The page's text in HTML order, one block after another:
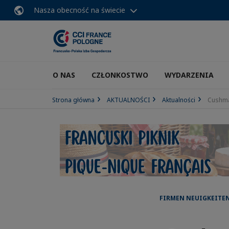
Nasza obecność na świecie
O NAS CZŁONKOSTWO WYDARZENIA
Strona główna AKTUALNOŚCI Aktualności
FIRMEN